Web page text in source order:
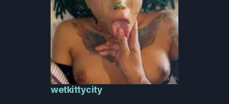
wetkittycity